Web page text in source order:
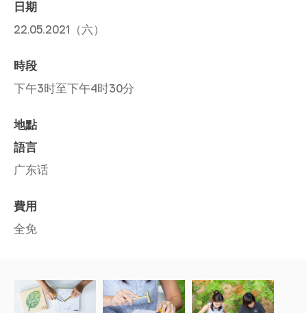
日期
22.05.2021（六）
時段
下午3时至下午4时30分
地點
語言
广东话
費用
全免